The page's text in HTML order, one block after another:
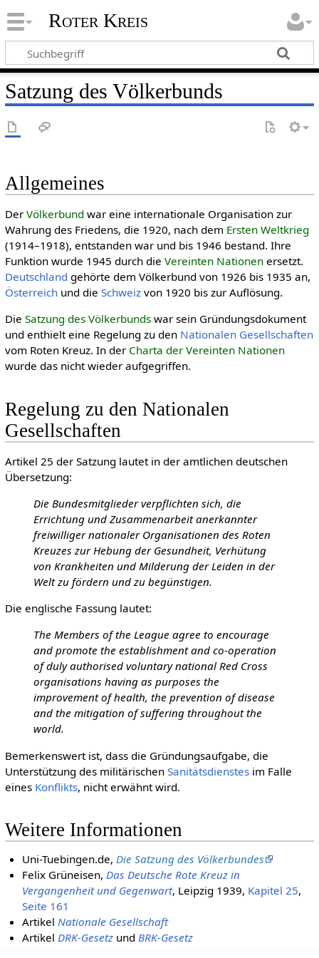
Roter Kreis
Satzung des Völkerbunds
Allgemeines
Der Völkerbund war eine internationale Organisation zur
Wahrung des Friedens, die 1920, nach dem Ersten Welt­krieg
(1914–1918), entstanden war und bis 1946 bestand. Ihre
Funktion wurde 1945 durch die Vereinten Nationenersetzt.
Deutschland gehörte dem Völkerbund von 1926 bis 1935 an,
Österreichund die Schweizvon 1920 bis zur Auflösung.
Die Satzung des Völkerbundswar sein Gründungsdokument
und enthielt eine Regelung zu den Natio­nalen Gesell­schaften
vom Roten Kreuz. In der Charta der Vereinten Nationen
wurde das nicht wieder aufgegriffen.
Regelung zu den Nationalen
Gesellschaften
Artikel 25 der Satzung lautet in der amtlichen deutschen
Übersetzung:
Die Bundesmitglieder verpflichten sich, die
Errichtung und Zusammenarbeit anerkannter
freiwilliger nationaler Organisationen des Roten
Kreuzes zur Hebung der Gesundheit, Verhütung
von Krankheiten und Milderung der Leiden in der
Welt zu fördern und zu begünstigen.
Die englische Fassung lautet:
The Members of the League agree to encourage
and promote the establishment and co-operation
of duly authorised voluntary national Red Cross
organisations having as purposes the
improvement of health, the prevention of disease
and the mitigation of suffering throughout the
world.
Bemerkenswert ist, dass die Gründungsaufgabe, die
Unterstützung des militärischen Sanitätsdienstesim Falle
eines Konflikts, nicht erwähnt wird.
Weitere Informationen
Uni-Tuebingen.de,Die Satzung des Völkerbundes
Felix Grüneisen,Das Deutsche Rote Kreuz in
Vergangenheit und Gegenwart, Leipzig 1939, Kapitel 25,
Seite 161
ArtikelNationale Gesellschaft
ArtikelDRK-Gesetz undBRK-Gesetz